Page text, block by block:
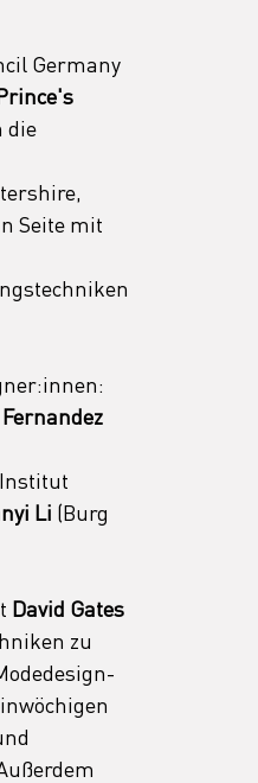
Germany
die
Seite mit
Li (Burg
David Gates
zu